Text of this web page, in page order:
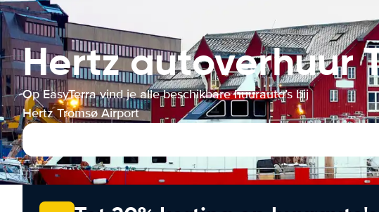
Hertz autoverhuur
Op EasyTerra vind je alle beschikbare huurauto’s bij
Hertz Tromsø Airport